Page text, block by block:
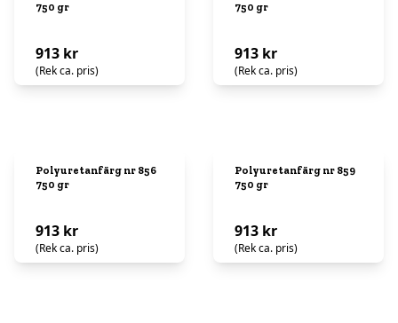
750 gr
913 kr
(Rek ca. pris)
750 gr
913 kr
(Rek ca. pris)
Polyuretanfärg nr 856
750 gr
913 kr
(Rek ca. pris)
Polyuretanfärg nr 859
750 gr
913 kr
(Rek ca. pris)